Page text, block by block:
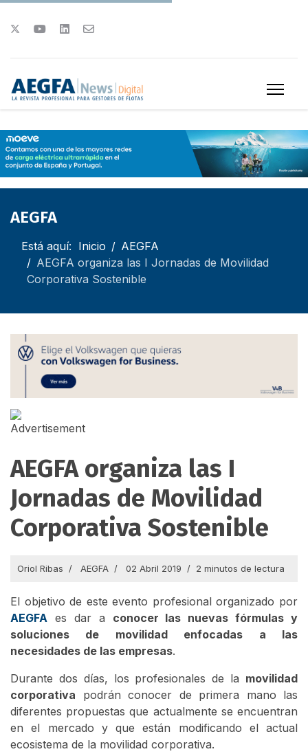
AEGFA
Está aquí: Inicio
AEGFA
AEGFA organiza las I Jornadas de Movilidad
Corporativa Sostenible
AEGFA organiza las I
Jornadas de Movilidad
Corporativa Sostenible
Oriol Ribas AEGFA 02 Abril 2019 2 minutos de lectura
El objetivo de este evento profesional organizado por
AEGFA es dar a conocer las nuevas fórmulas y
soluciones de movilidad enfocadas a las
necesidades de las empresas.
Durante dos días, los profesionales de la movilidad
corporativa podrán conocer de primera mano las
diferentes propuestas que actualmente se encuentran
en el mercado y que están modificando el actual
ecosistema de la movilidad corporativa.